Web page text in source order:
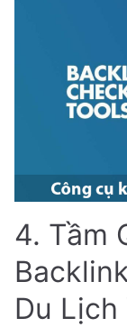
4. Tầm
Du Lịch